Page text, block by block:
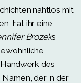
nahtlos mit
hat ihr eine
Brozeks
des
Namen, der in der